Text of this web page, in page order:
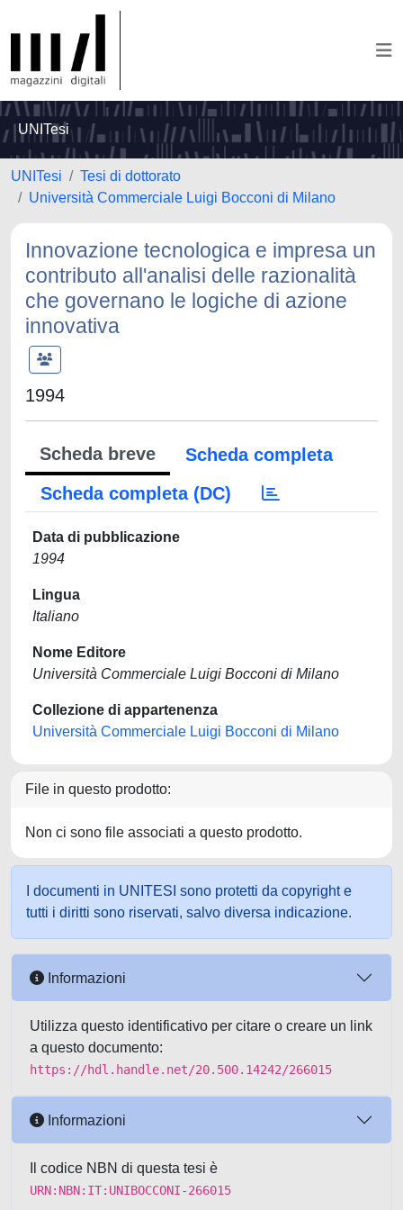
UNITesi
UNITesi
Tesi di dottorato
Università Commerciale Luigi Bocconi di Milano
Innovazione tecnologica e impresa un
contributo all'analisi delle razionalità
che governano le logiche di azione
innovativa
1994
Scheda breve
Scheda completa
Scheda completa (DC)
Data di pubblicazione
1994
Lingua
Italiano
Nome Editore
Università Commerciale Luigi Bocconi di Milano
Collezione di appartenenza
Università Commerciale Luigi Bocconi di Milano
File in questo prodotto:
Non ci sono file associati a questo prodotto.
I documenti in UNITESI sono protetti da copyright e
tutti i diritti sono riservati, salvo diversa indicazione.
Informazioni
Utilizza questo identificativo per citare o creare un link
a questo documento:
https://hdl.handle.net/20.500.14242/266015
Informazioni
Il codice NBN di questa tesi è
URN:NBN:IT:UNIBOCCONI-266015